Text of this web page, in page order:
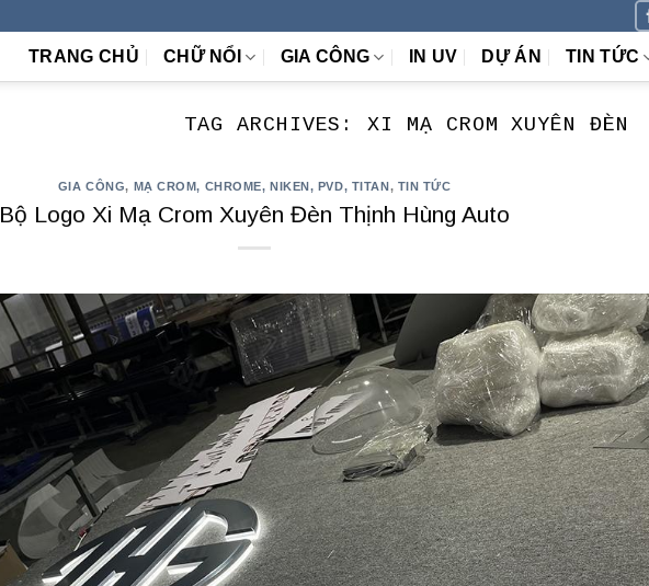
TRANG CHỦ CHỮ NỔI GIA CÔNG IN UV DỰ ÁN TIN TỨC
TAG ARCHIVES:XI MẠ CROM XUYÊN ĐÈN
GIA CÔNG, MẠ CROM, CHROME, NIKEN, PVD, TITAN , TIN TỨC
Bộ Logo Xi Mạ Crom Xuyên Đèn Thịnh Hùng Auto